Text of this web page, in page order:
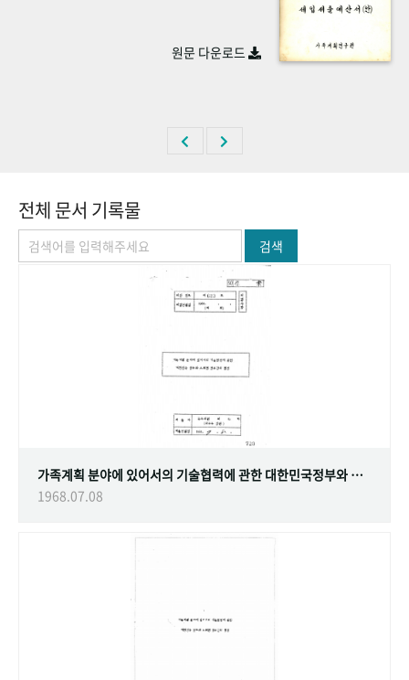
숫자로 보는 50년 50+1주년 광장
원문 다운로드
전체 문서 기록물
검색
가족계획 분야에 있어서의 기술협력에 관한 대한민국정부와 스웨덴 정부간의 협정
1968.07.08